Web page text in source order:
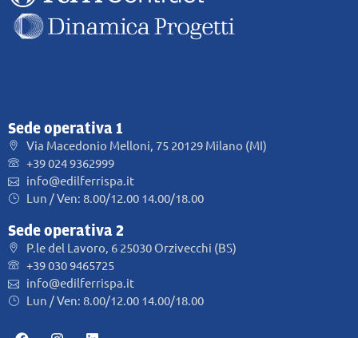
Sede operativa 1
Via Macedonio Melloni, 75 20129 Milano (MI)
+39 024 9362999
info@edilferrispa.it
Lun / Ven: 8.00/12.00 14.00/18.00
Sede operativa 2
P.le del Lavoro, 6 25030 Orzivecchi (BS)
+39 030 9465725
info@edilferrispa.it
Lun / Ven: 8.00/12.00 14.00/18.00